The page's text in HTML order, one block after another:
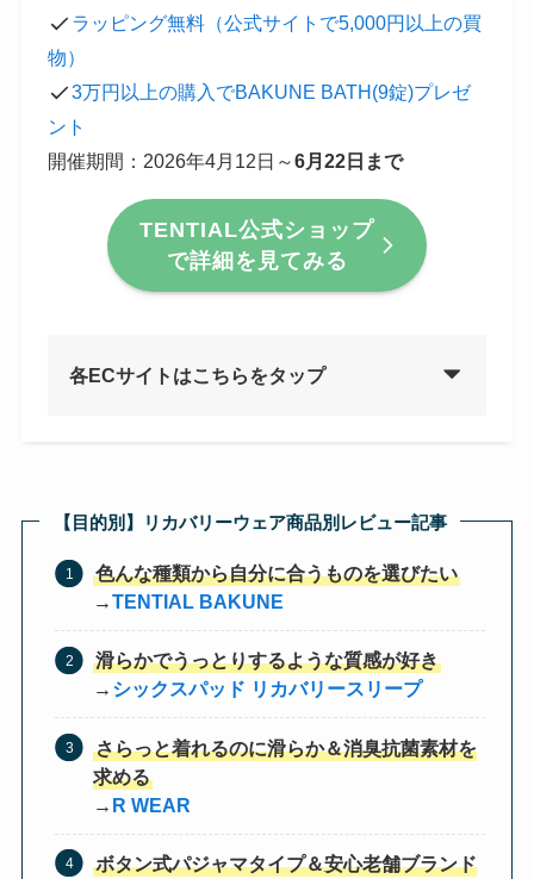
ラッピング無料（公式サイトで5,000円以上の買
物）
3万円以上の購入でBAKUNE BATH(9錠)プレゼ
ント
開催期間：2026年4月12日～6月22日まで
TENTIAL公式ショップ
で詳細を見てみる
各ECサイトはこちらをタップ
【目的別】リカバリーウェア商品別レビュー記事
色んな種類から自分に合うものを選びたい
→TENTIAL BAKUNE
滑らかでうっとりするような質感が好き
→ シックスパッド リカバリースリープ
さらっと着れるのに滑らか＆消臭抗菌素材を
求める
→ R WEAR
ボタン式パジャマタイプ＆安心老舗ブランド